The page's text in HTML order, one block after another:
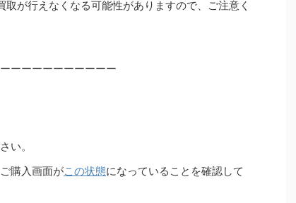
が行えなくなる可能性がありますので、ご注意く
ーーーーーーーーーー
い。
購入画面がこの状態になっていることを確認して